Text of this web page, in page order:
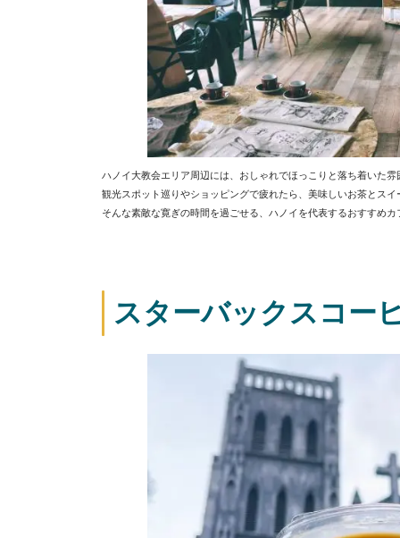
ハノイ大教会エリア周辺には、おしゃれでほっこりと落ち着いた
観光スポット巡りやショッピングで疲れたら、美味しいお茶とス
そんな素敵な寛ぎの時間を過ごせる、ハノイを代表するおすすめ
スターバックスコー